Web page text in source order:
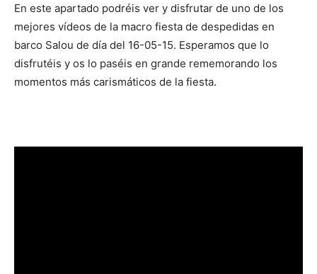
En este apartado podréis ver y disfrutar de uno de los
mejores vídeos de la macro fiesta de despedidas en
barco Salou de día del 16-05-15. Esperamos que lo
disfrutéis y os lo paséis en grande rememorando los
momentos más carismáticos de la fiesta.